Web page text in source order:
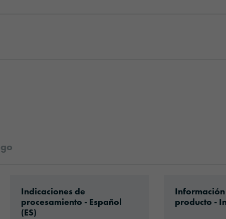
Indicaciones de
procesamiento - Español
(ES)
producto -